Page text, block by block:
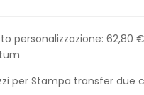
personalizzazione: 62,80 €
per Stampa transfer due